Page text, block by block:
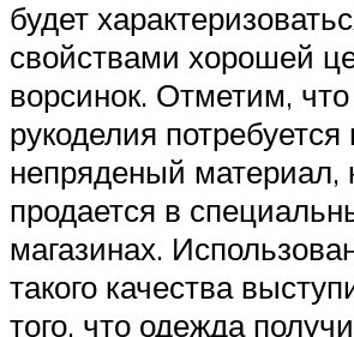
будет
свойствами хорошей
ворсинок. Отметим,
рукоделия потребуется
непряденый материал,
продается в
магазинах.
такого качества
того, что одежда